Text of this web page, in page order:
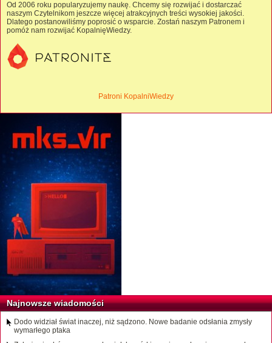
Od 2006 roku popularyzujemy naukę. Chcemy się rozwijać i dostarczać
naszym Czytelnikom jeszcze więcej atrakcyjnych treści wysokiej jakości.
Dlatego postanowiliśmy poprosić o wsparcie. Zostań naszym Patronem i
pomóż nam rozwijać KopalnięWiedzy.
Patroni KopalniWiedzy
Najnowsze wiadomości
Dodo widział świat inaczej, niż sądzono. Nowe badanie odsłania zmysły
wymarłego ptaka